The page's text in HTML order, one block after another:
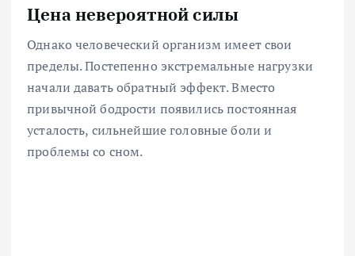
Цена невероятной силы
Однако человеческий организм имеет свои
пределы. Постепенно экстремальные нагрузки
начали давать обратный эффект. Вместо
привычной бодрости появились постоянная
усталость, сильнейшие головные боли и
проблемы со сном.